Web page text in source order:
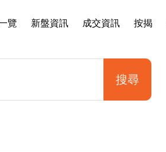
覽 新盤資訊 成交資訊 按揭
搜尋